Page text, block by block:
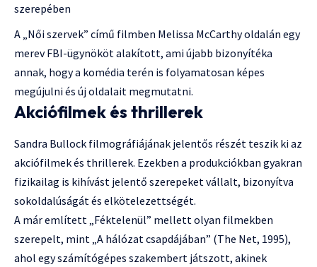
szerepében
A „Női szervek” című filmben Melissa McCarthy oldalán egy
merev FBI-ügynököt alakított, ami újabb bizonyítéka
annak, hogy a komédia terén is folyamatosan képes
megújulni és új oldalait megmutatni.
Akciófilmek és thrillerek
Sandra Bullock filmográfiájának jelentős részét teszik ki az
akciófilmek és thrillerek. Ezekben a produkciókban gyakran
fizikailag is kihívást jelentő szerepeket vállalt, bizonyítva
sokoldalúságát és elkötelezettségét.
A már említett „Féktelenül” mellett olyan filmekben
szerepelt, mint „A hálózat csapdájában” (The Net, 1995),
ahol egy számítógépes szakembert játszott, akinek